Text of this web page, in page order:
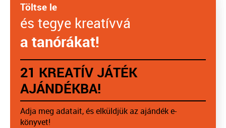
Töltse le
és tegye kreatívvá
a tanórákat!
21 KREATÍV JÁTÉK
AJÁNDÉKBA!
Adja meg adatait, és elküldjük az ajándék e-
könyvet!